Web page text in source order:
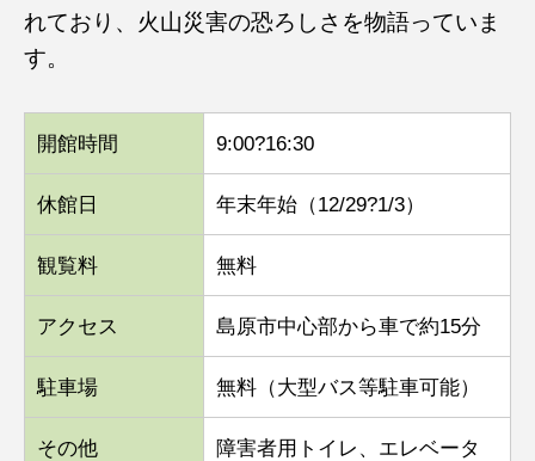
れており、火山災害の恐ろしさを物語っていま
す。
開館時間 9:00?16:30
休館日 年末年始（12/29?1/3）
観覧料 無料
アクセス 島原市中心部から車で約15分
駐車場 無料（大型バス等駐車可能）
その他
障害者用トイレ、エレベータ